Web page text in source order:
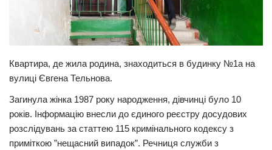
Технології
Рецепти
Здоров’я
Події
Квартира, де жила родина, знаходиться в будинку №1а на
вулиці Євгена Тельнова.
Загинула жінка 1987 року народження, дівчинці було 10
років. Інформацію внесли до єдиного реєстру досудових
розслідувань за статтею 115 кримінального кодексу з
приміткою ”нещасний випадок”. Речниця служби з